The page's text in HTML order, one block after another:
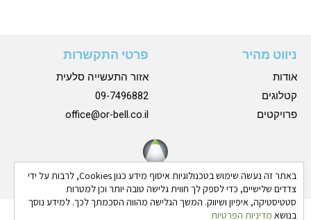
באתר זה נעשה שימוש בטכנולוגיות איסוף מידע כגון Cookies, לרבות על ידי
צדדים שלישיים, כדי לספק לך חווית גלישה טובה יותר וכן למטרות
סטטיסטיקה, איפיון ושיווק. המשך הגלישה מהווה הסכמתך לכך. למידע נוסך
בנושא מדיניות הפרטיות
ניווט מהיר
אודות
קטלוגים
פרויקטים
פרטי התקשרות
אזור התעשייה סלעית
09-7496882
office@or-bell.co.il